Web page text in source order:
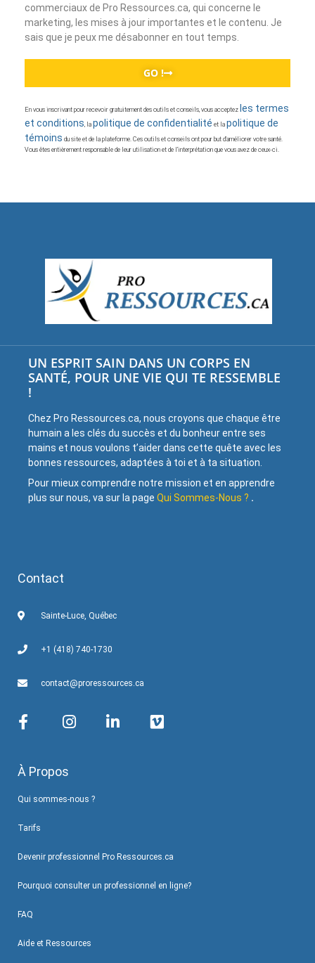
commerciaux de Pro Ressources.ca, qui concerne le
marketing, les mises à jour importantes et le contenu. Je
sais que je peux me désabonner en tout temps.
GO !
En vous inscrivant pour recevoir gratuitement des outils et conseils, vous acceptez les termes
et conditions, la politique de confidentialité et la politique de
témoins du site et de la plateforme. Ces outils et conseils ont pour but d’améliorer votre santé.
Vous êtes entièrement responsable de leur utilisation et de l’interprétation que vous avez de ceux-ci.
UN ESPRIT SAIN DANS UN CORPS EN
SANTÉ, POUR UNE VIE QUI TE RESSEMBLE
!
Chez Pro Ressources.ca, nous croyons que chaque être
humain a les clés du succès et du bonheur entre ses
mains et nous voulons t’aider dans cette quête avec les
bonnes ressources, adaptées à toi et à ta situation.
Pour mieux comprendre notre mission et en apprendre
plus sur nous, va sur la page Qui Sommes-Nous ? .
Contact
Sainte-Luce, Québec
+1 (418) 740-1730
contact@proressources.ca
À Propos
Qui sommes-nous ?
Tarifs
Devenir professionnel Pro Ressources.ca
Pourquoi consulter un professionnel en ligne?
FAQ
Aide et Ressources